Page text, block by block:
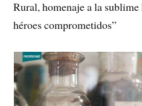
Rural, homenaje a la
héroes comprometidos”